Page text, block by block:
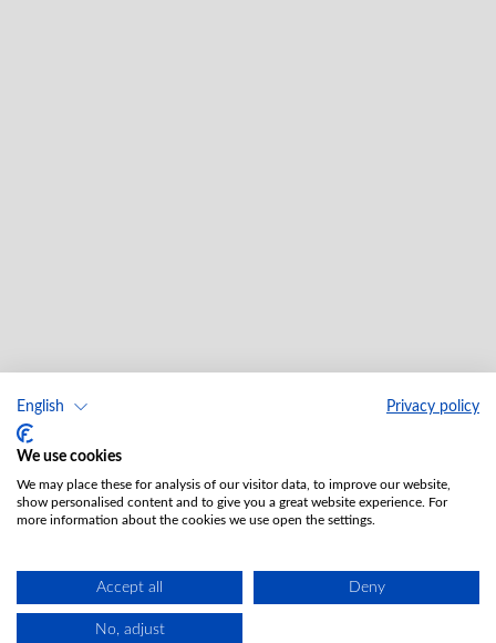
English Privacy policy
We use cookies
We may place these for analysis of our visitor data, to improve our website,
show personalised content and to give you a great website experience. For
more information about the cookies we use open the settings.
Accept all Deny
No, adjust